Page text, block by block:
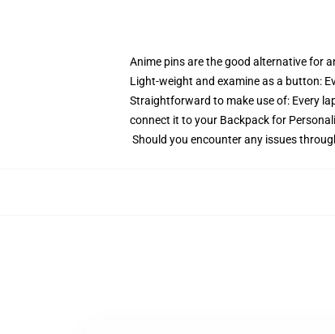
Anime pins are the good alternative for
Light-weight and examine as a button:
Straightforward to make use of: Every
connect it to your Backpack for
Should you encounter any issues